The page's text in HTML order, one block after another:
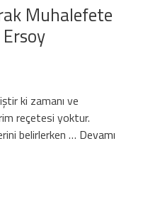
Muhalefete
ki zamanı ve
reçetesi yoktur.
belirlerken … Devamı